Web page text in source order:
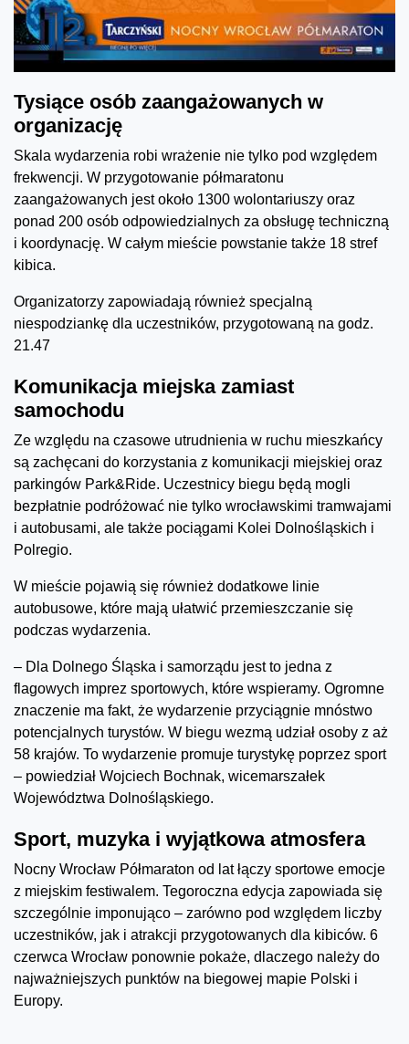
Tysiące osób zaangażowanych w
organizację
Skala wydarzenia robi wrażenie nie tylko pod względem
frekwencji. W przygotowanie półmaratonu
zaangażowanych jest około 1300 wolontariuszy oraz
ponad 200 osób odpowiedzialnych za obsługę techniczną
i koordynację. W całym mieście powstanie także 18 stref
kibica.
Organizatorzy zapowiadają również specjalną
niespodziankę dla uczestników, przygotowaną na godz.
21.47
Komunikacja miejska zamiast
samochodu
Ze względu na czasowe utrudnienia w ruchu mieszkańcy
są zachęcani do korzystania z komunikacji miejskiej oraz
parkingów Park&Ride. Uczestnicy biegu będą mogli
bezpłatnie podróżować nie tylko wrocławskimi tramwajami
i autobusami, ale także pociągami Kolei Dolnośląskich i
Polregio.
W mieście pojawią się również dodatkowe linie
autobusowe, które mają ułatwić przemieszczanie się
podczas wydarzenia.
– Dla Dolnego Śląska i samorządu jest to jedna z
flagowych imprez sportowych, które wspieramy. Ogromne
znaczenie ma fakt, że wydarzenie przyciągnie mnóstwo
potencjalnych turystów. W biegu wezmą udział osoby z aż
58 krajów. To wydarzenie promuje turystykę poprzez sport
– powiedział Wojciech Bochnak, wicemarszałek
Województwa Dolnośląskiego.
Sport, muzyka i wyjątkowa atmosfera
Nocny Wrocław Półmaraton od lat łączy sportowe emocje
z miejskim festiwalem. Tegoroczna edycja zapowiada się
szczególnie imponująco – zarówno pod względem liczby
uczestników, jak i atrakcji przygotowanych dla kibiców. 6
czerwca Wrocław ponownie pokaże, dlaczego należy do
najważniejszych punktów na biegowej mapie Polski i
Europy.